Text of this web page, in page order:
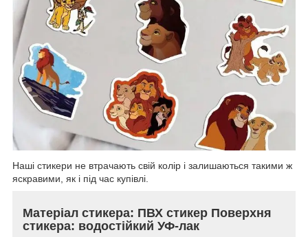
Наші стикери не втрачають свій колір і залишаються такими ж
яскравими, як і під час купівлі.
Матеріал стикера: ПВХ стикер Поверхня
стикера: водостійкий УФ-лак